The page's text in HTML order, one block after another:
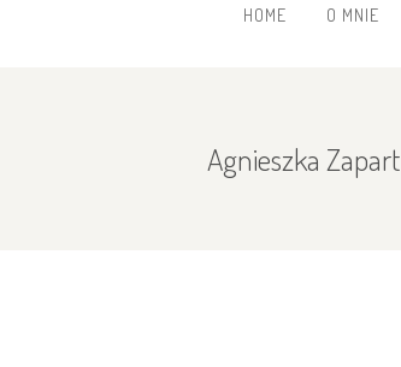
HOME O MNIE
Agnieszka Zapart